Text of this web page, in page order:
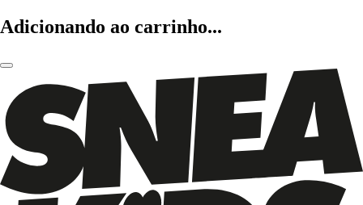
Adicionando ao carrinho...